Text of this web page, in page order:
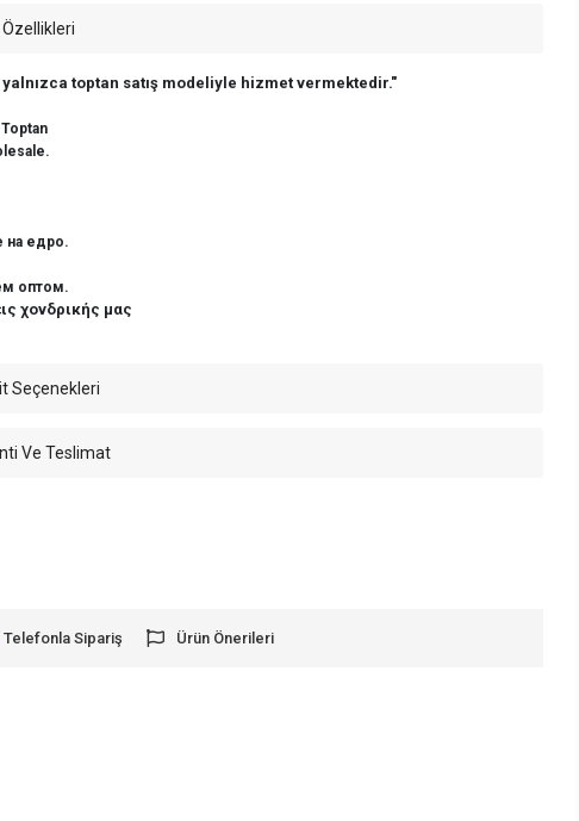
yalnızca toptan satış modeliyle hizmet vermektedir."
Toptan
на едро.
оптом.
χονδρικής μας
Seçenekleri
Ve Teslimat
Telefonla Sipariş Ürün Önerileri